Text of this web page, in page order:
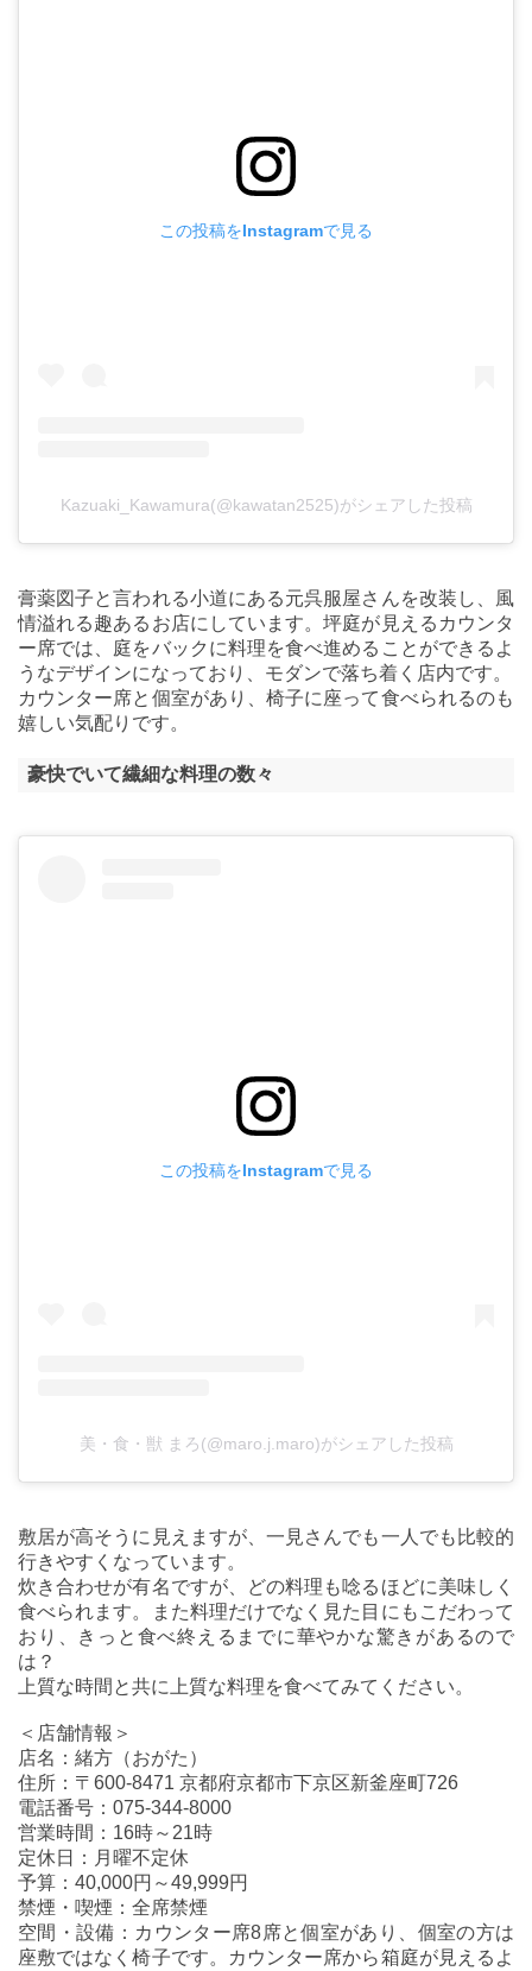
この投稿をInstagramで見る
Kazuaki_Kawamura(@kawatan2525)がシェアした投稿
膏薬図子と言われる小道にある元呉服屋さんを改装し、風
情溢れる趣あるお店にしています。坪庭が見えるカウンタ
ー席では、庭をバックに料理を食べ進めることができるよ
うなデザインになっており、モダンで落ち着く店内です。
カウンター席と個室があり、椅子に座って食べられるのも
嬉しい気配りです。
豪快でいて繊細な料理の数々
この投稿をInstagramで見る
美・食・獣 まろ(@maro.j.maro)がシェアした投稿
敷居が高そうに見えますが、一見さんでも一人でも比較的
行きやすくなっています。
炊き合わせが有名ですが、どの料理も唸るほどに美味しく
食べられます。また料理だけでなく見た目にもこだわって
おり、きっと食べ終えるまでに華やかな驚きがあるので
は？
上質な時間と共に上質な料理を食べてみてください。
＜店舗情報＞
店名：緒方（おがた）
住所：〒600-8471 京都府京都市下京区新釜座町726
電話番号：075-344-8000
営業時間：16時～21時
定休日：月曜不定休
予算：40,000円～49,999円
禁煙・喫煙：全席禁煙
空間・設備：カウンター席8席と個室があり、個室の方は
座敷ではなく椅子です。カウンター席から箱庭が見えるよ